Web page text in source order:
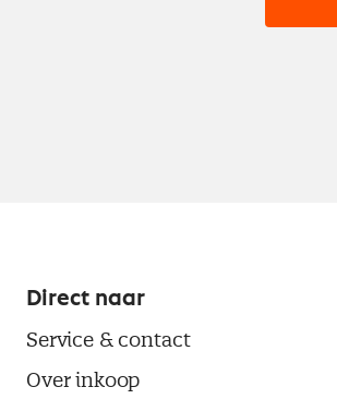
Direct naar
Service & contact
Over inkoop